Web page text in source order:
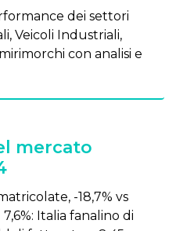
dei settori
Veicoli Industriali,
con analisi e
mercato
-18,7% vs
Italia fanalino di